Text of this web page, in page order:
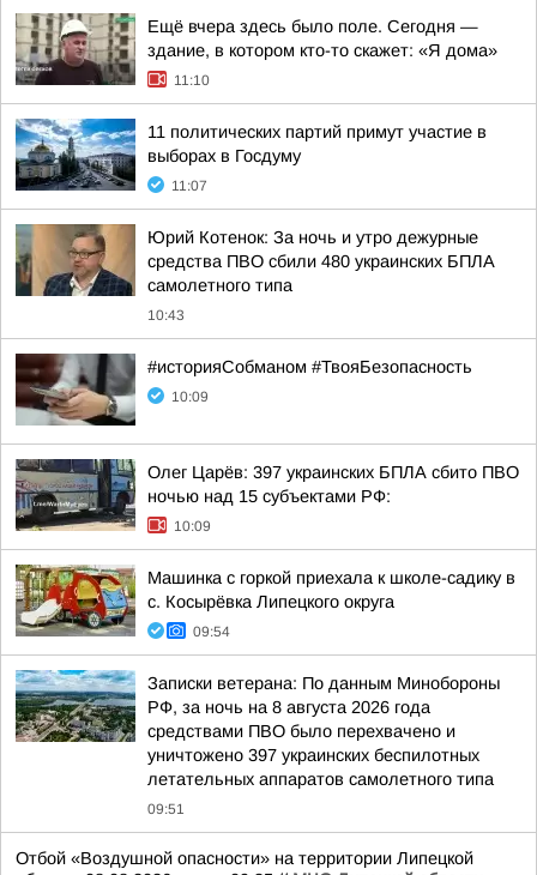
Ещё вчера здесь было поле. Сегодня —
здание, в котором кто-то скажет: «Я дома»
11:10
11 политических партий примут участие в
выборах в Госдуму
11:07
Юрий Котенок: За ночь и утро дежурные
средства ПВО сбили 480 украинских БПЛА
самолетного типа
10:43
#историяСобманом #ТвояБезопасность
10:09
Олег Царёв: 397 украинских БПЛА сбито ПВО
ночью над 15 субъектами РФ:
10:09
Машинка с горкой приехала к школе-садику в
с. Косырёвка Липецкого округа
09:54
Записки ветерана: По данным Минобороны
РФ, за ночь на 8 августа 2026 года
средствами ПВО было перехвачено и
уничтожено 397 украинских беспилотных
летательных аппаратов самолетного типа
09:51
Отбой «Воздушной опасности» на территории Липецкой